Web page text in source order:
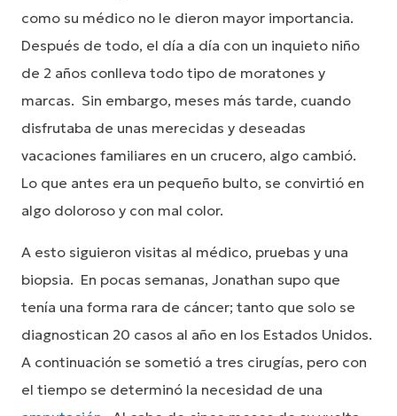
como su médico no le dieron mayor importancia.
Después de todo, el día a día con un inquieto niño
de 2 años conlleva todo tipo de moratones y
marcas. Sin embargo, meses más tarde, cuando
disfrutaba de unas merecidas y deseadas
vacaciones familiares en un crucero, algo cambió.
Lo que antes era un pequeño bulto, se convirtió en
algo doloroso y con mal color.
A esto siguieron visitas al médico, pruebas y una
biopsia. En pocas semanas, Jonathan supo que
tenía una forma rara de cáncer; tanto que solo se
diagnostican 20 casos al año en los Estados Unidos.
A continuación se sometió a tres cirugías, pero con
el tiempo se determinó la necesidad de una